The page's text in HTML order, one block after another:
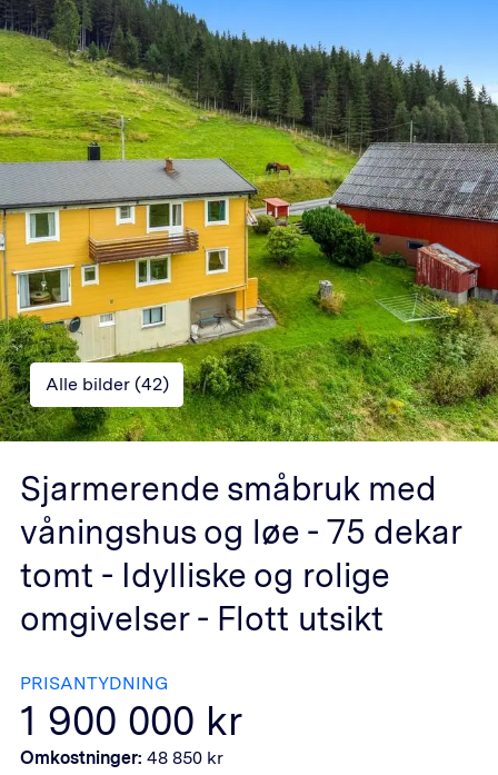
Alle bilder (42)
Sjarmerende småbruk med
våningshus og løe - 75 dekar
tomt - Idylliske og rolige
omgivelser - Flott utsikt
PRISANTYDNING
1 900 000 kr
Omkostninger: 48 850 kr